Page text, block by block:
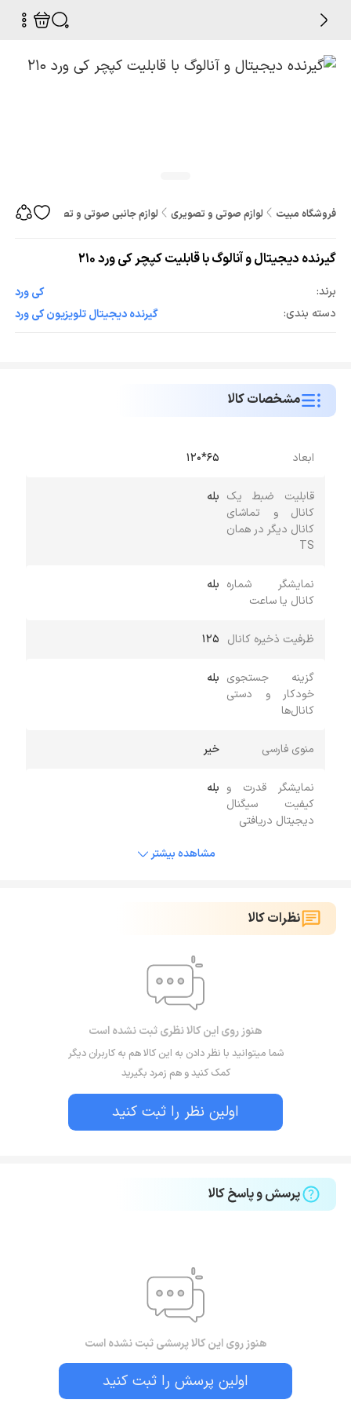
فروشگاه مبیت لوازم صوتی و تصویری لوازم جانبی صوتی و تصویری
گیرنده دیجیتال و آنالوگ با قابلیت کپچر کی ورد 210
برند:
کی ورد
دسته بندی:
گیرنده دیجیتال تلویزیون کی ورد
مشخصات کالا
ابعاد 65*120
قابلیت ضبط یک
کانال و تماشای
کانال دیگر در همان
TS
بله
نمایشگر شماره
کانال یا ساعت
بله
ظرفیت ذخیره کانال 125
گزینه جستجوی
خودکار و دستی
کانال‌ها
بله
منوی فارسی خیر
نمایشگر قدرت و
کیفیت سیگنال
دیجیتال دریافتی
بله
مشاهده بیشتر
نظرات کالا
هنوز روی این کالا نظری ثبت نشده است
شما میتوانید با نظر دادن به این کالا هم به کاربران دیگر
کمک کنید و هم زمرد بگیرید
اولین نظر را ثبت کنید
پرسش و پاسخ کالا
هنوز روی این کالا پرسشی ثبت نشده است
اولین پرسش را ثبت کنید